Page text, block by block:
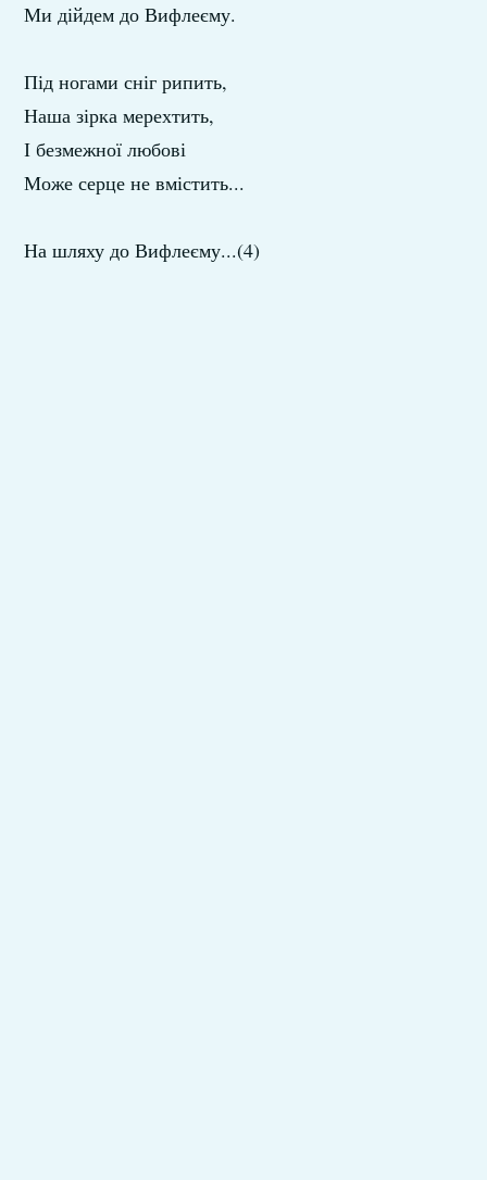
Ми дійдем до Вифлеєму.
Під ногами сніг рипить,
Наша зірка мерехтить,
І безмежної любові
Може серце не вмістить...
На шляху до Вифлеєму...(4)